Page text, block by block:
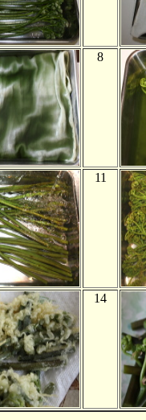
8
11
14